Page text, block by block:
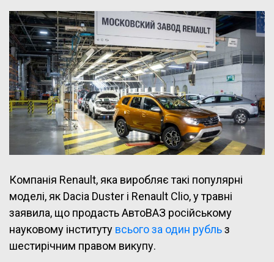
Компанія Renault, яка виробляє такі популярні
моделі, як Dacia Duster і Renault Clio, у травні
заявила, що продасть АвтоВАЗ російському
науковому інституту всього за один рубльз
шестирічним правом викупу.